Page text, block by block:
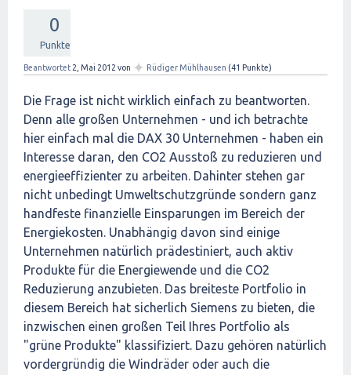
0
Punkte
Beantwortet 2, Mai 2012 von ✦ Rüdiger Mühlhausen (41 Punkte)
Die Frage ist nicht wirklich einfach zu beantworten.
Denn alle großen Unternehmen - und ich betrachte
hier einfach mal die DAX 30 Unternehmen - haben ein
Interesse daran, den CO2 Ausstoß zu reduzieren und
energieeffizienter zu arbeiten. Dahinter stehen gar
nicht unbedingt Umweltschutzgründe sondern ganz
handfeste finanzielle Einsparungen im Bereich der
Energiekosten. Unabhängig davon sind einige
Unternehmen natürlich prädestiniert, auch aktiv
Produkte für die Energiewende und die CO2
Reduzierung anzubieten. Das breiteste Portfolio in
diesem Bereich hat sicherlich Siemens zu bieten, die
inzwischen einen großen Teil Ihres Portfolio als
"grüne Produkte" klassifiziert. Dazu gehören natürlich
vordergründig die Windräder oder auch die